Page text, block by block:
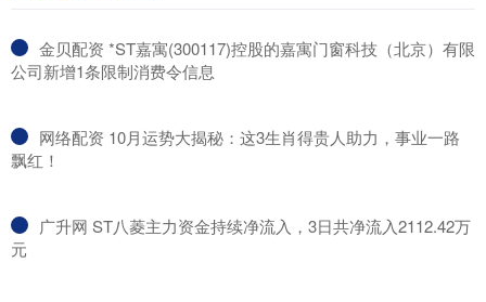
​金贝配资 *ST嘉寓(300117)控股的嘉寓门窗科技（北京）有限
公司新增1条限制消费令信息
​网络配资 10月运势大揭秘：这3生肖得贵人助力，事业一路
飘红！
​广升网 ST八菱主力资金持续净流入，3日共净流入2112.42万
元